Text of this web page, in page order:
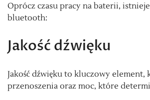
Oprócz czasu pracy na baterii,
bluetooth:
Jakość dźwięku
Jakość dźwięku to kluczowy element,
przenoszenia oraz moc, które